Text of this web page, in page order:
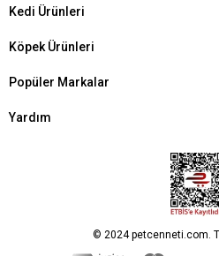
Kedi Ürünleri
Köpek Ürünleri
Popüler Markalar
Yardım
© 2024 petcenneti.com.